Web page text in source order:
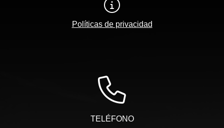
Políticas de privacidad
TELÉFONO